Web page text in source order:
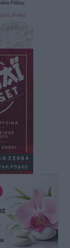
της
η ίδρυση